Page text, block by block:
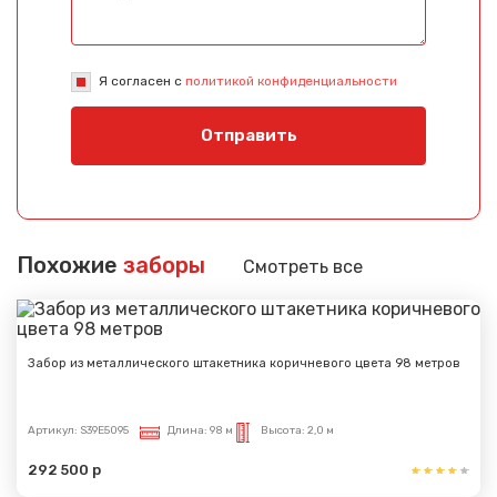
Я согласен с политикой конфиденциальности
Отправить
Похожие заборы Смотреть все
Забор из металлического штакетника коричневого цвета 98 метров
Артикул: S39E5095 Длина: 98 м Высота: 2,0 м
292 500 р